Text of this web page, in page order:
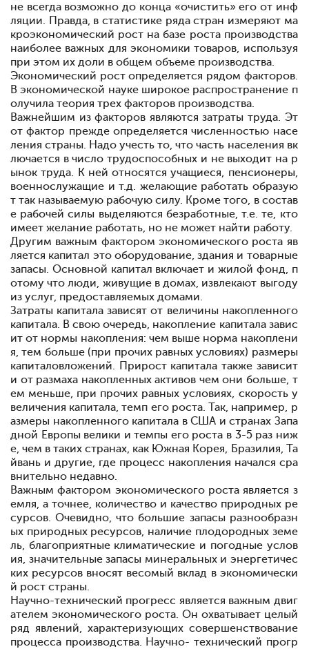
не всегда возможно до конца «очистить» его от инф
ляции. Правда, в статистике ряда стран измеряют ма
кроэкономический рост на базе роста производства
наиболее важных для экономики товаров, используя
при этом их доли в общем объеме производства.
Экономический рост определяется рядом факторов.
В экономической науке широкое распространение п
олучила теория трех факторов производства.
Важнейшим из факторов являются затраты труда. Эт
от фактор прежде определяется численностью насе
ления страны. Надо учесть то, что часть населения вк
лючается в число трудоспособных и не выходит на р
ынок труда. К ней относятся учащиеся, пенсионеры,
военнослужащие и т.д. желающие работать образую
т так называемую рабочую силу. Кроме того, в состав
е рабочей силы выделяются безработные, т.е. те, кто
имеет желание работать, но не может найти работу.
Другим важным фактором экономического роста яв
ляется капитал это оборудование, здания и товарные
запасы. Основной капитал включает и жилой фонд, п
отому что люди, живущие в домах, извлекают выгоду
из услуг, предоставляемых домами.
Затраты капитала зависят от величины накопленного
капитала. В свою очередь, накопление капитала завис
ит от нормы накопления: чем выше норма накоплени
я, тем больше (при прочих равных условиях) размеры
капиталовложений. Прирост капитала также зависит
и от размаха накопленных активов чем они больше, т
ем меньше, при прочих равных условиях, скорость у
величения капитала, темп его роста. Так, например, р
азмеры накопленного капитала в США и странах Запа
дной Европы велики и темпы его роста в 3-5 раз ниж
е, чем в таких странах, как Южная Корея, Бразилия, Та
йвань и другие, где процесс накопления начался сра
внительно недавно.
Важным фактором экономического роста является з
емля, а точнее, количество и качество природных ре
сурсов. Очевидно, что большие запасы разнообразн
ых природных ресурсов, наличие плодородных земе
ль, благоприятные климатические и погодные услов
ия, значительные запасы минеральных и энергетичес
ких ресурсов вносят весомый вклад в экономически
й рост страны.
Научно-технический прогресс является важным двиг
ателем экономического роста. Он охватывает целый
ряд явлений, характеризующих совершенствование
процесса производства. Научно- технический прогр